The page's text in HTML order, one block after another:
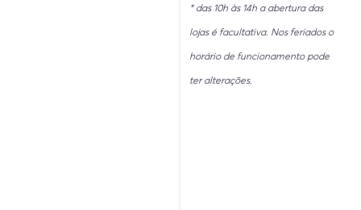
* das 10h às 14h a abertura das
lojas é facultativa. Nos feriados o
horário de funcionamento pode
ter alterações.